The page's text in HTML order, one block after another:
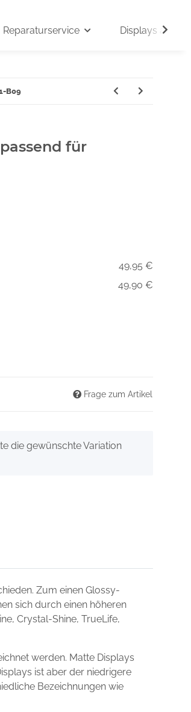
Reparaturservice Displays auf
B09
für
49,95 €
49,90 €
Frage zum Artikel
die gewünschte Variation
Zum einen Glossy-
sich durch einen höheren
Crystal-Shine, TrueLife,
werden. Matte Displays
ist aber der niedrigere
Bezeichnungen wie